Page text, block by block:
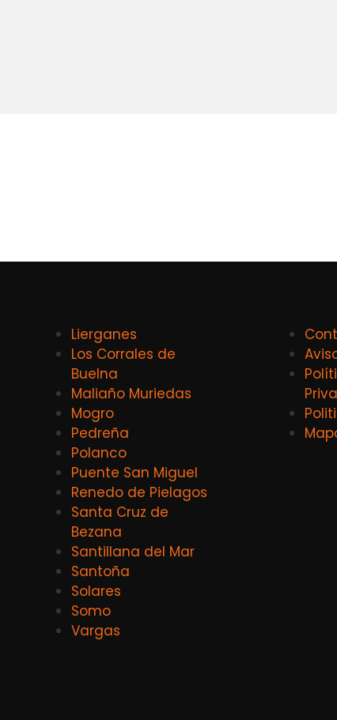
Lierganes
Los Corrales de
Buelna
Maliaño Muriedas
Mogro
Pedreña
Polanco
Puente San Miguel
Renedo de Pielagos
Santa Cruz de
Bezana
Santillana del Mar
Santoña
Solares
Somo
Vargas